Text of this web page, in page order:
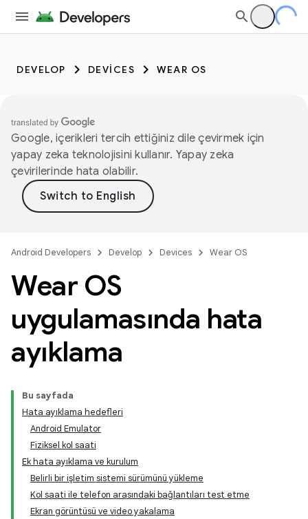
DEVELOP DEVICES WEAR OS
Google, içerikleri tercih ettiğiniz dile çevirmek için
yapay zeka teknolojisini kullanır. Yapay zeka
çevirilerinde hata olabilir.
Android Developers Develop Devices Wear OS
Wear OS
uygulamasında hata
ayıklama
Bu sayfada
Hata ayıklama hedefleri
Android Emulator
Fiziksel kol saati
Ek hata ayıklama ve kurulum
Belirli bir işletim sistemi sürümünü yükleme
Kol saati ile telefon arasındaki bağlantıları test etme
Ekran görüntüsü ve video yakalama